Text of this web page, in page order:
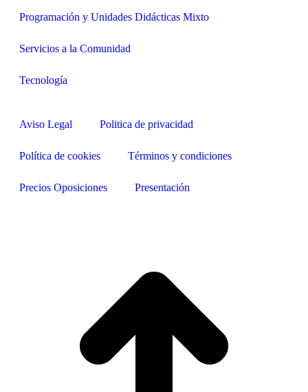
Programación y Unidades Didácticas Mixto
Servicios a la Comunidad
Tecnología
Aviso Legal Politica de privacidad
Política de cookies Términos y condiciones
Precios Oposiciones Presentación